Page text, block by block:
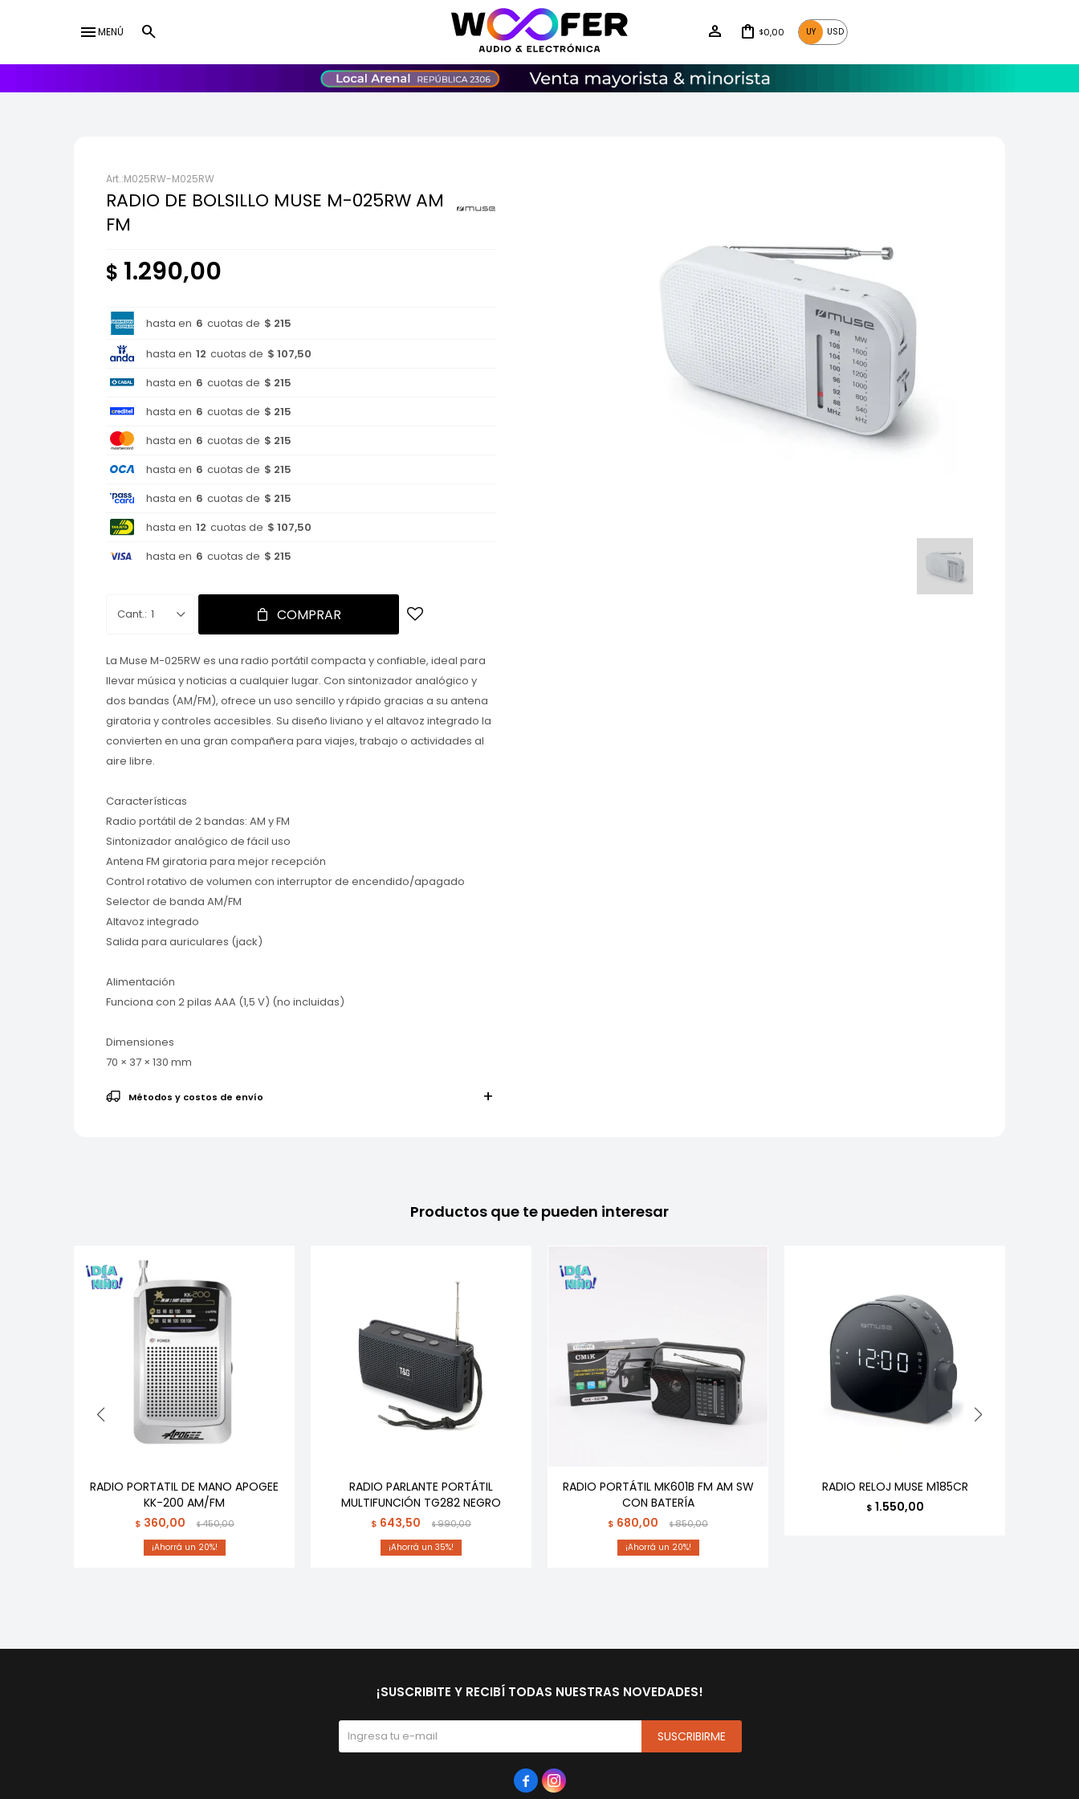
menuMENÚ $0,00 UY USD
M025RW-M025RW
RADIO DE BOLSILLO MUSE M-025RW AM
FM
$ 1.290,00
hasta en 6 cuotas de $ 215
hasta en 12 cuotas de $ 107,50
hasta en 6 cuotas de $ 215
hasta en 6 cuotas de $ 215
hasta en 6 cuotas de $ 215
hasta en 6 cuotas de $ 215
hasta en 6 cuotas de $ 215
hasta en 12 cuotas de $ 107,50
hasta en 6 cuotas de $ 215
1 COMPRAR
La Muse M-025RW es una radio portátil compacta y confiable, ideal para
llevar música y noticias a cualquier lugar. Con sintonizador analógico y
dos bandas (AM/FM), ofrece un uso sencillo y rápido gracias a su antena
giratoria y controles accesibles. Su diseño liviano y el altavoz integrado la
convierten en una gran compañera para viajes, trabajo o actividades al
aire libre.
Características
Radio portátil de 2 bandas: AM y FM
Sintonizador analógico de fácil uso
Antena FM giratoria para mejor recepción
Control rotativo de volumen con interruptor de encendido/apagado
Selector de banda AM/FM
Altavoz integrado
Salida para auriculares (jack)
Alimentación
Funciona con 2 pilas AAA (1,5 V) (no incluidas)
Dimensiones
70 × 37 × 130 mm
Métodos y costos de envío
Productos que te pueden interesar
RADIO PORTATIL DE MANO APOGEE
KK-200 AM/FM
$ 360,00 $450,00
20
RADIO PARLANTE PORTÁTIL
MULTIFUNCIÓN TG282 NEGRO
$ 643,50 $990,00
35
RADIO PORTÁTIL MK601B FM AM SW
CON BATERÍA
$ 680,00 $850,00
20
RADIO RELOJ MUSE M185CR
$ 1.550,00
¡SUSCRIBITE Y RECIBÍ TODAS NUESTRAS NOVEDADES!
SUSCRIBIRME
 